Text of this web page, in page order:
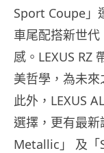
Sport Coupe」
車尾配搭新世代
感。LEXUS RZ
美哲學，為未來
此外，LEXUS
選擇，更有最
Metallic」 及「